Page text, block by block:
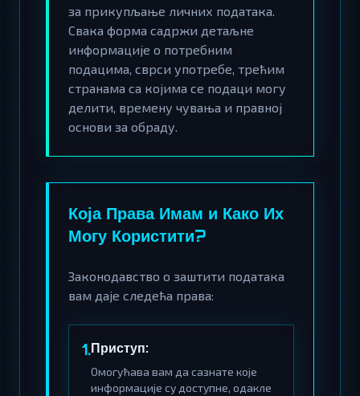
за прикупљање личних података.
Свака форма садржи детаљне
информације о потребним
подацима, сврси употребе, трећим
странама са којима се подаци могу
делити, времену чувања и правној
основи за обраду.
Која Права Имам и Како Их
Могу Користити?
Законодавство о заштити података
вам даје следећа права:
1.Приступ:
Омогућава вам да сазнате које
информације су доступне, одакле